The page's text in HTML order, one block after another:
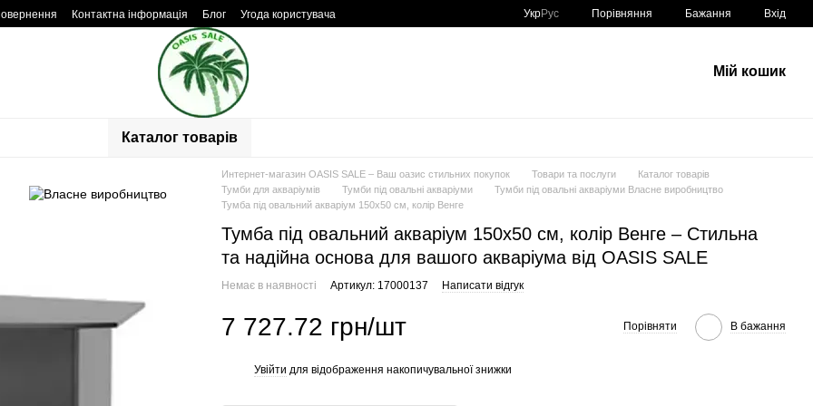
Контактна інформація Блог
Угода користувача
УкрРус Порівняння Бажання Вхід
Мій кошик
Каталог товарів
Интернет-магазин OASIS SALE – Ваш оазис стильних покупок Товари та послуги
Каталог товарів
Тумби для акваріумів
Тумби під овальні акваріуми
Тумби під овальні акваріуми Власне виробництво
Тумба під овальний акваріум 150x50 см, колір Венге
Тумба під овальний акваріум 150x50 см, колір Венге – Стильна
та надійна основа для вашого акваріума від OASIS SALE
Немає в наявності Артикул: 17000137 Написати відгук
7 727.72 грн/шт Порівняти В бажання
Увійти для відображення накопичувальної знижки